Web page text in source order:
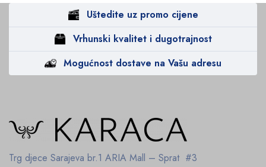
Uštedite uz promo cijene
Vrhunski kvalitet i dugotrajnost
Mogućnost dostave na Vašu adresu
Trg djece Sarajeva br.1 ARIA Mall – Sprat #3